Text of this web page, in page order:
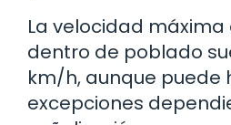
La velocidad
dentro de poblado
km/h, aunque puede
excepciones